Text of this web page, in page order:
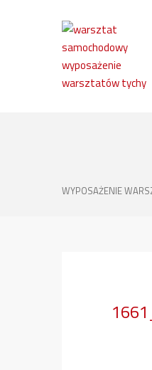
WYPOSAŻENIE